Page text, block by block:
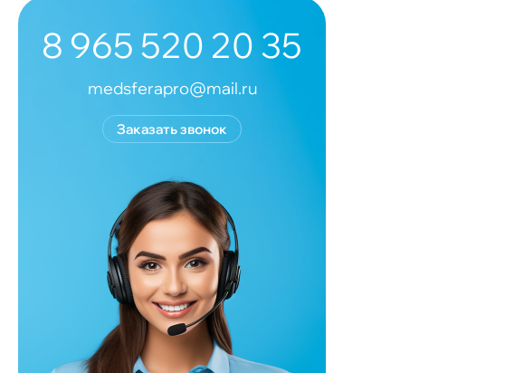
8 965 520 20 35
medsferapro@mail.ru
Заказать звонок